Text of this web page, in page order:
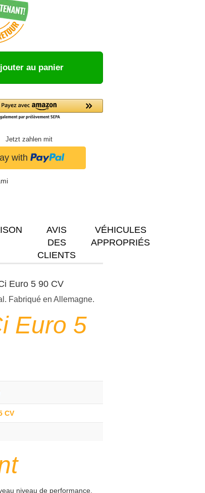
au panier
Jetzt zahlen mit
AVIS
DES
CLIENTS
VÉHICULES
APPROPRIÉS
Euro 5 90 CV
Fabriqué en Allemagne.
Euro 5
CV
niveau de performance.